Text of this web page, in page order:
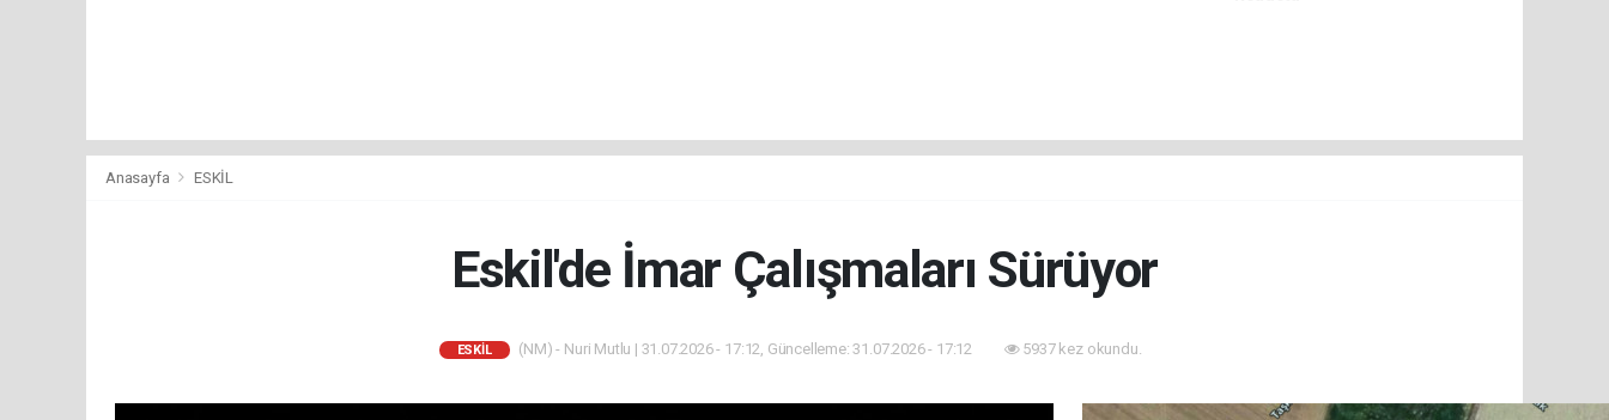
Anasayfa ESKİL
Eskil'de İmar Çalışmaları Sürüyor
ESKİL (NM) - Nuri Mutlu | 31.07.2026 - 17:12, Güncelleme: 31.07.2026 - 17:12 5937 kez okundu.